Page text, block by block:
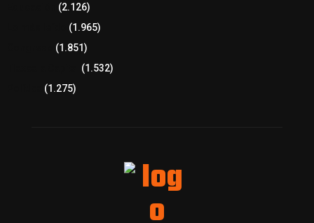
(2.126)
(1.965)
(1.851)
(1.532)
(1.275)